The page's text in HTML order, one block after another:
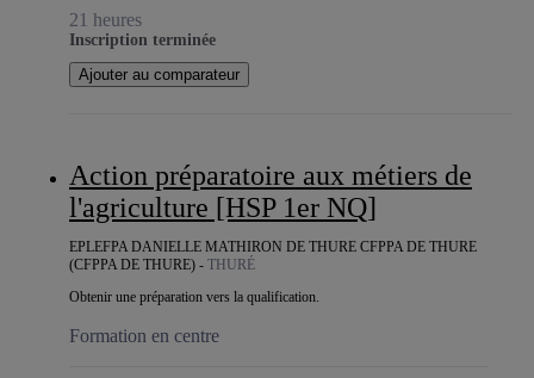
21 heures
Inscription terminée
Ajouter au comparateur
Action préparatoire aux métiers de
l'agriculture [HSP 1er NQ]
EPLEFPA DANIELLE MATHIRON DE THURE CFPPA DE THURE
(CFPPA DE THURE) - THURÉ
Obtenir une préparation vers la qualification.
Formation en centre